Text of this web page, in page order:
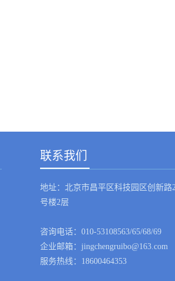
联系我们
地址：北京市昌平区科技园区创新路
号楼2层
咨询电话：010-53108563/65/68/69
企业邮箱：jingchengruibo@163.com
服务热线：18600464353